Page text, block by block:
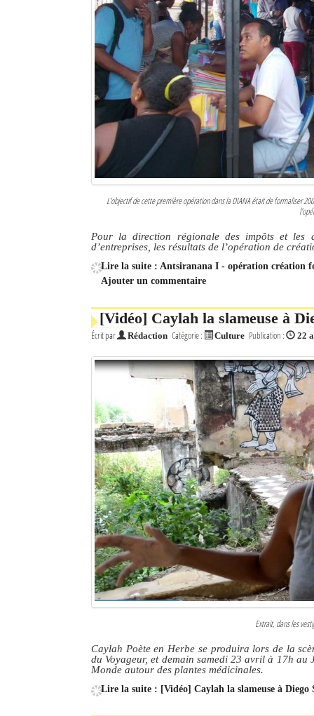
L'objectif de cette première opération dans la DIANA était de formaliser
Pour la direction régionale des impôts et les
d’entreprises, les résultats de l’opération de
Lire la suite : Antsiranana I - opération création
Ajouter un commentaire
[Vidéo] Caylah la slameuse à
Écrit par Rédaction Catégorie : Culture Publication : 22
Extrait, dans les
Caylah Poète en Herbe se produira lors de la
du Voyageur, et demain samedi 23 avril à 17h
Monde autour des plantes médicinales.
Lire la suite : [Vidéo] Caylah la slameuse à Diego